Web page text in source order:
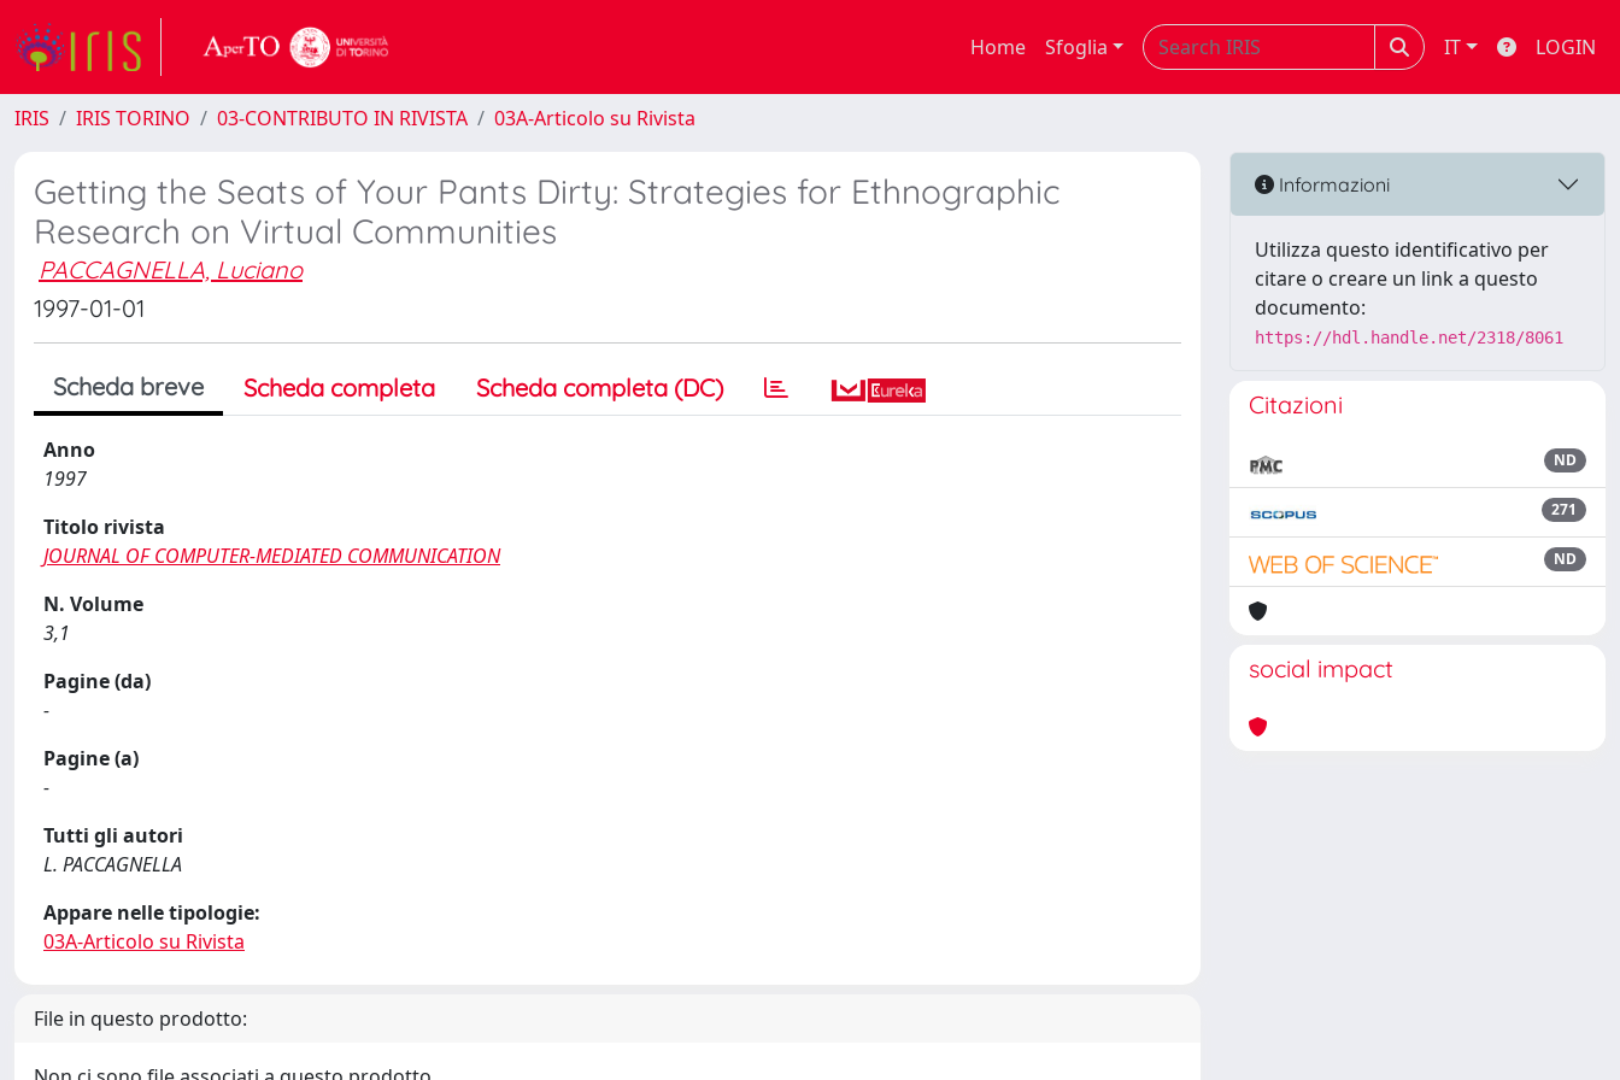
Home Sfoglia IT LOGIN
IRIS IRIS TORINO 03-CONTRIBUTO IN RIVISTA 03A-Articolo su Rivista
Getting the Seats of Your Pants Dirty: Strategies for Ethnographic
Research on Virtual Communities
PACCAGNELLA, Luciano
1997-01-01
Scheda breve Scheda completa Scheda completa (DC)
Anno
1997
Titolo rivista
JOURNAL OF COMPUTER-MEDIATED COMMUNICATION
N. Volume
3,1
Pagine (da)
-
Pagine (a)
-
Tutti gli autori
L. PACCAGNELLA
Appare nelle tipologie:
03A-Articolo su Rivista
File in questo prodotto:
Informazioni
Utilizza questo identificativo per
citare o creare un link a questo
documento:
https://hdl.handle.net/2318/8061
Citazioni
ND
271
ND
social impact